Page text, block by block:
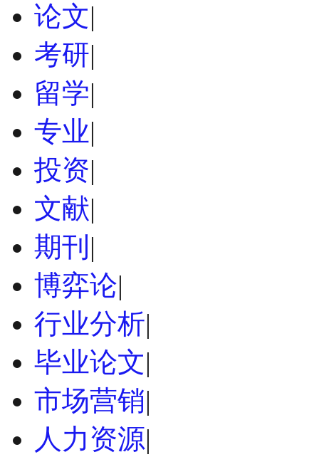
论文|
考研|
留学|
专业|
投资|
文献|
期刊 |
博弈论|
行业分析|
毕业论文|
市场营销|
人力资源|